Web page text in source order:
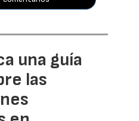
una guía
las